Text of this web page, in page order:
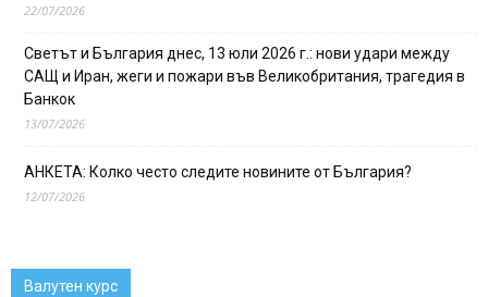
22/07/2026
Светът и България днес, 13 юли 2026 г.: нови удари между
САЩ и Иран, жеги и пожари във Великобритания, трагедия в
Банкок
13/07/2026
АНКЕТА: Колко често следите новините от България?
12/07/2026
Валутен курс